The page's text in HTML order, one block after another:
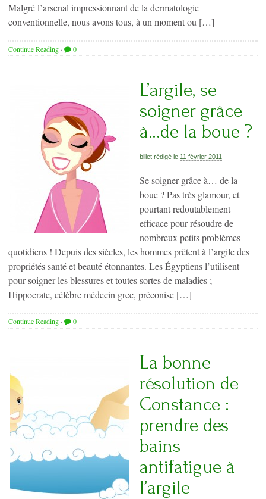
Malgré l’arsenal impressionnant de la dermatologie
conventionnelle, nous avons tous, à un moment ou […]
Continue Reading · 0
L’argile, se
soigner grâce
à…de la boue ?
billet rédigé le 11 février 2011
Se soigner grâce à… de la
boue ? Pas très glamour, et
pourtant redoutablement
efficace pour résoudre de
nombreux petits problèmes
quotidiens ! Depuis des siècles, les hommes prêtent à l’argile des
propriétés santé et beauté étonnantes. Les Égyptiens l’utilisent
pour soigner les blessures et toutes sortes de maladies ;
Hippocrate, célèbre médecin grec, préconise […]
Continue Reading · 0
La bonne
résolution de
Constance :
prendre des
bains
antifatigue à
l’argile